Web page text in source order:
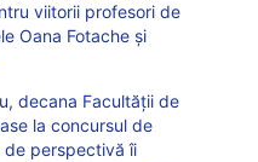
viitorii profesori de
Oana Fotache și
decana Facultății de
la concursul de
de perspectivă îi